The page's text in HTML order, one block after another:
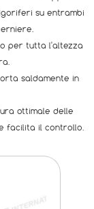
su entrambi
per tutta l'altezza
saldamente in
ottimale delle
facilita il controllo.